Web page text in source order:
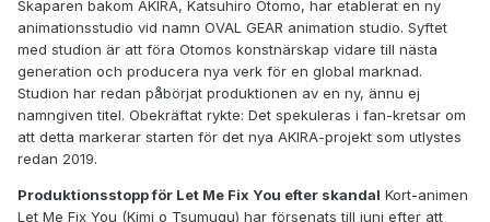
Skaparen bakom AKIRA, Katsuhiro Otomo, har etablerat en ny
animationsstudio vid namn OVAL GEAR animation studio. Syftet
med studion är att föra Otomos konstnärskap vidare till nästa
generation och producera nya verk för en global marknad.
Studion har redan påbörjat produktionen av en ny, ännu ej
namngiven titel. Obekräftat rykte: Det spekuleras i fan-kretsar om
att detta markerar starten för det nya AKIRA-projekt som utlystes
redan 2019.
Produktionsstopp för Let Me Fix You efter skandal Kort-animen
Let Me Fix You (Kimi o Tsumugu) har försenats till juni efter att